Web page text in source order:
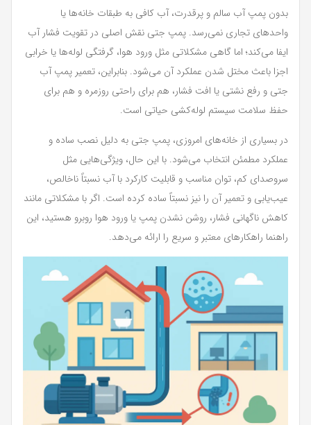
بدون پمپ آب سالم و پرقدرت، آب کافی به طبقات خانه‌ها یا
واحدهای تجاری نمی‌رسد. پمپ جتی نقش اصلی در تقویت فشار آب
ایفا می‌کند؛ اما گاهی مشکلاتی مثل ورود هوا، گرفتگی لوله‌ها یا خرابی
اجزا باعث مختل شدن عملکرد آن می‌شود. بنابراین، تعمیر پمپ آب
جتی و رفع نشتی یا افت فشار، هم برای راحتی روزمره و هم برای
حفظ سلامت سیستم لوله‌کشی حیاتی است.
در بسیاری از خانه‌های امروزی، پمپ جتی به دلیل نصب ساده و
عملکرد مطمئن انتخاب می‌شود. با این حال، ویژگی‌هایی مثل
سروصدای کم، توان مناسب و قابلیت کارکرد با آب نسبتاً ناخالص،
عیب‌یابی و تعمیر آن را نیز نسبتاً ساده کرده است. اگر با مشکلاتی مانند
کاهش ناگهانی فشار، روشن نشدن پمپ یا ورود هوا روبرو هستید، این
راهنما راهکارهای معتبر و سریع را ارائه می‌دهد.